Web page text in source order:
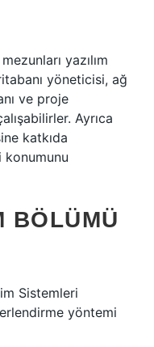
yazılım
yöneticisi, ağ
ve proje
Ayrıca
katkıda
BÖLÜMÜ
Sistemleri
yöntemi